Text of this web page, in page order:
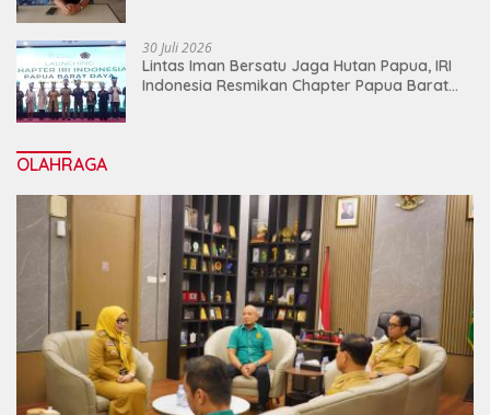
30 Juli 2026
Lintas Iman Bersatu Jaga Hutan Papua, IRI
Indonesia Resmikan Chapter Papua Barat
OLAHRAGA